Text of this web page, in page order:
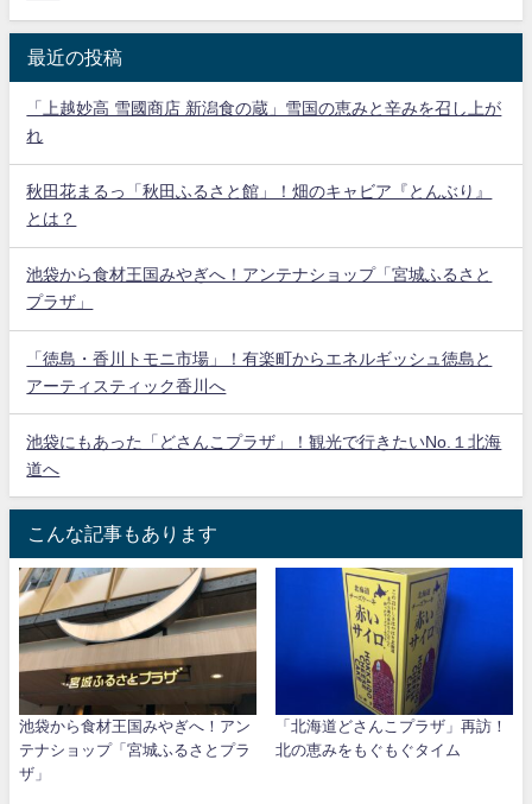
最近の投稿
「上越妙高 雪國商店 新潟食の蔵」雪国の恵みと辛みを召し上が
れ
秋田花まるっ「秋田ふるさと館」！畑のキャビア『とんぶり』
とは？
池袋から食材王国みやぎへ！アンテナショップ「宮城ふるさと
プラザ」
「徳島・香川トモニ市場」！有楽町からエネルギッシュ徳島と
アーティスティック香川へ
池袋にもあった「どさんこプラザ」！観光で行きたいNo.１北海
道へ
こんな記事もあります
池袋から食材王国みやぎへ！アン
テナショップ「宮城ふるさとプラ
ザ」
「北海道どさんこプラザ」再訪！
北の恵みをもぐもぐタイム